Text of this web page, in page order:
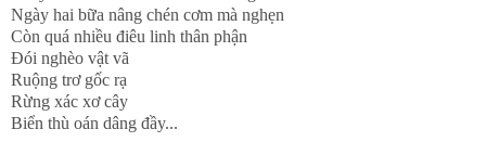
Ngày hai bữa nâng chén cơm mà nghẹn
Còn quá nhiều điêu linh thân phận
Đói nghèo vật vã
Ruộng trơ gốc rạ
Rừng xác xơ cây
Biển thù oán dâng đầy...